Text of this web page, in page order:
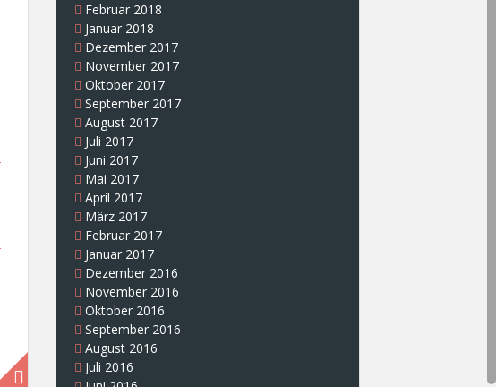
Februar 2018
Januar 2018
Dezember 2017
November 2017
Oktober 2017
September 2017
August 2017
Juli 2017
Juni 2017
Mai 2017
April 2017
März 2017
Februar 2017
Januar 2017
Dezember 2016
November 2016
Oktober 2016
September 2016
August 2016
Juli 2016